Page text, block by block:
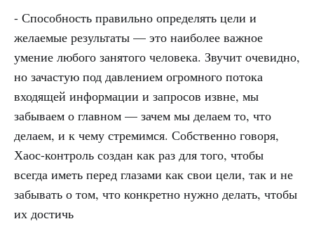
- Способность правильно определять цели и
желаемые результаты — это наиболее важное
умение любого занятого человека. Звучит очевидно,
но зачастую под давлением огромного потока
входящей информации и запросов извне, мы
забываем о главном — зачем мы делаем то, что
делаем, и к чему стремимся. Собственно говоря,
Хаос-контроль создан как раз для того, чтобы
всегда иметь перед глазами как свои цели, так и не
забывать о том, что конкретно нужно делать, чтобы
их достичь